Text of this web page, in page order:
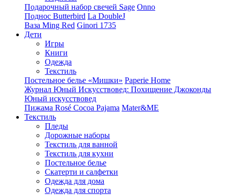
Подарочный набор свечей Sage Onno
Поднос Butterbird La DoubleJ
Ваза Ming Red Ginori 1735
Дети
Игры
Книги
Одежда
Текстиль
Постельное белье «Мишки» Paperie Home
Журнал Юный Искусствовед: Похищение Джоконды
Юный искусствовед
Пижама Rosé Cocoa Pajama Mater&ME
Текстиль
Пледы
Дорожные наборы
Текстиль для ванной
Текстиль для кухни
Постельное белье
Скатерти и салфетки
Одежда для дома
Одежда для спорта